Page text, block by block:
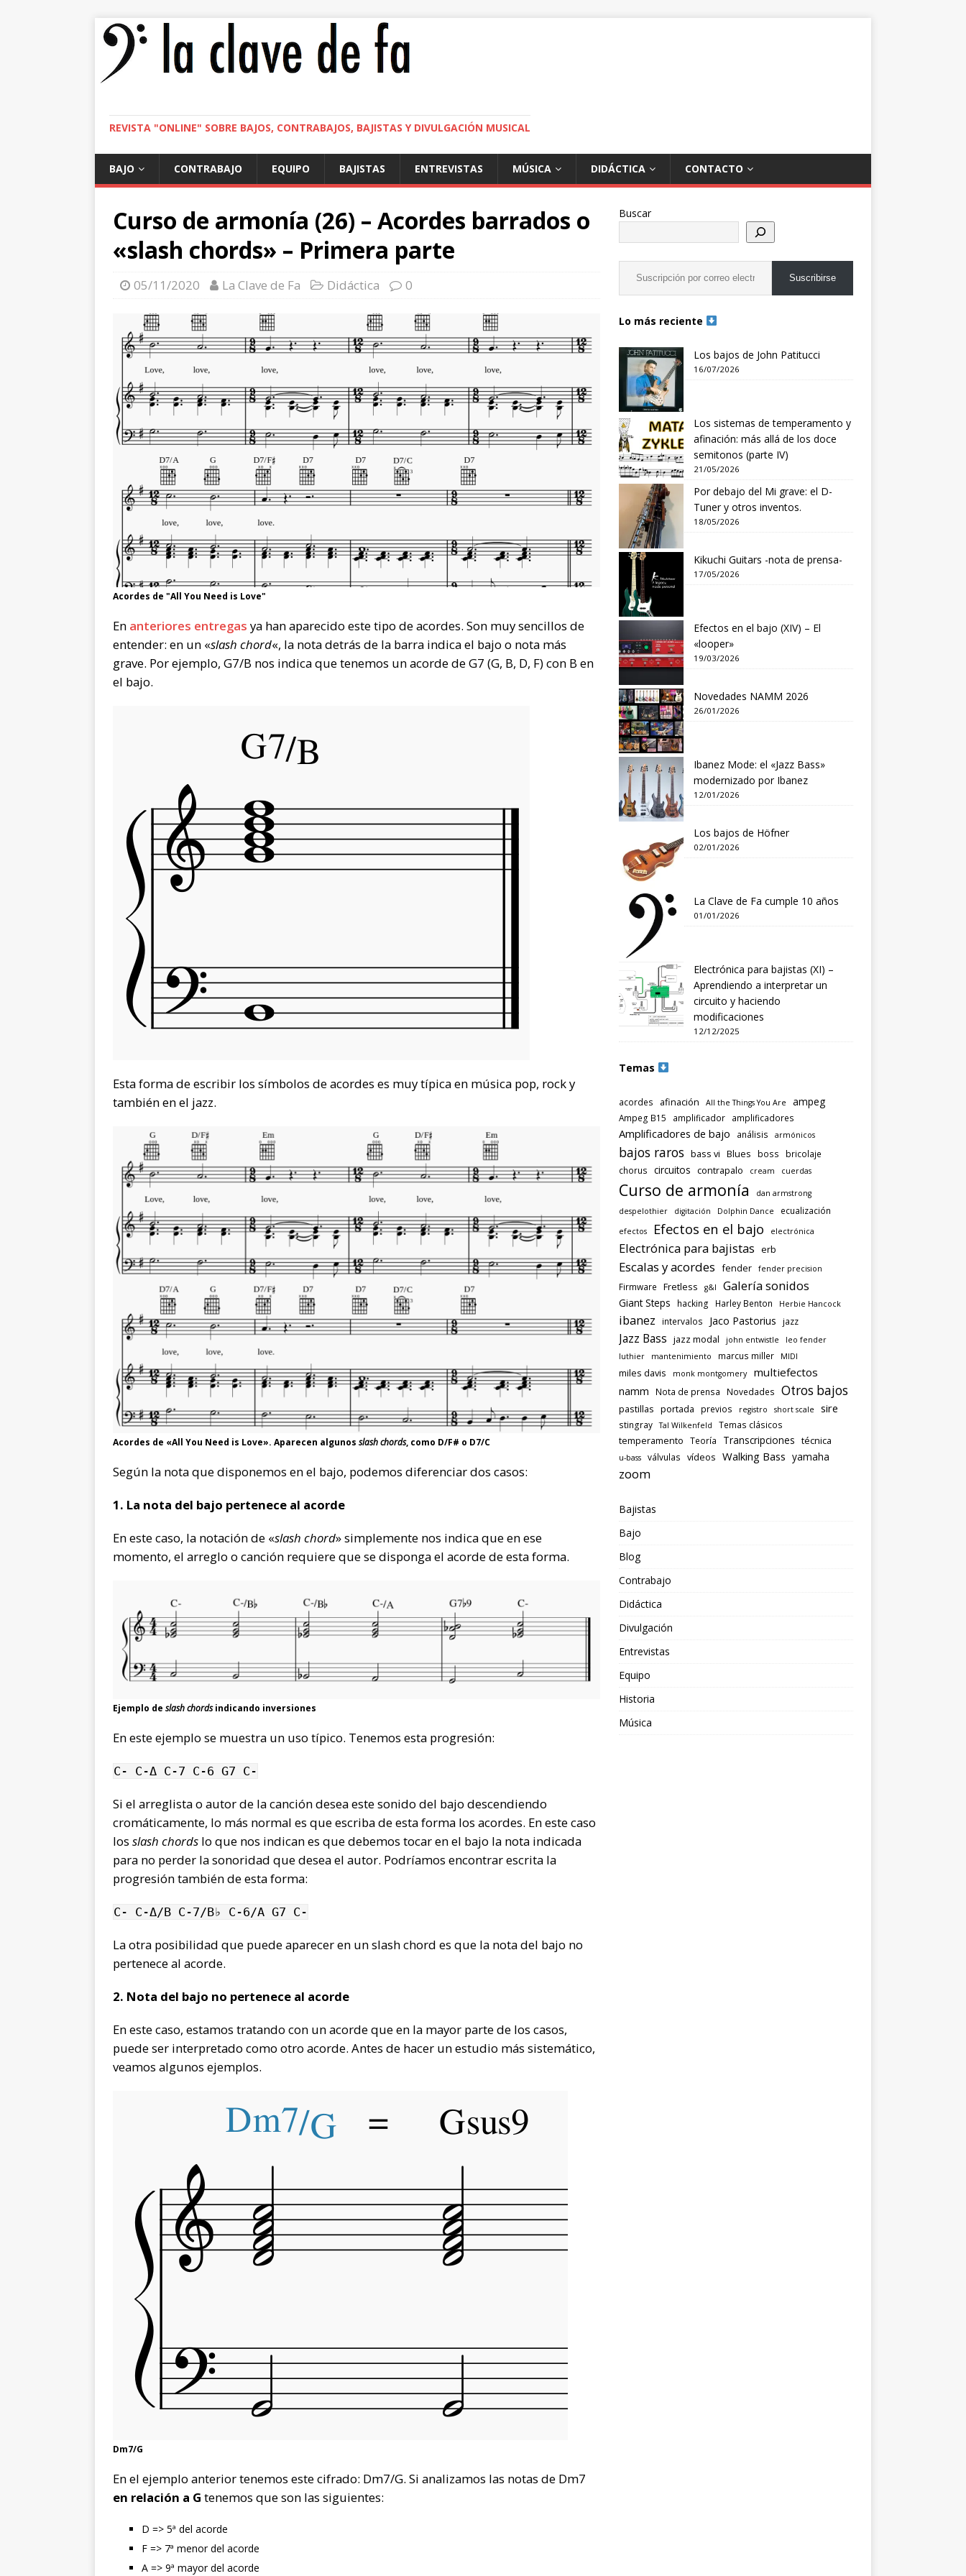
REVISTA "ONLINE" SOBRE BAJOS, CONTRABAJOS, BAJISTAS Y DIVULGACIÓN MUSICAL
BAJO CONTRABAJO EQUIPO BAJISTAS ENTREVISTAS MÚSICA DIDÁCTICA CONTACTO
Curso de armonía (26) – Acordes barrados o
«slash chords» – Primera parte
05/11/2020 La Clave de Fa Didáctica 0
Acordes de "All You Need is Love"
En anteriores entregas ya han aparecido este tipo de acordes. Son muy sencillos de
entender: en un «slash chord«, la nota detrás de la barra indica el bajo o nota más
grave. Por ejemplo, G7/B nos indica que tenemos un acorde de G7 (G, B, D, F) con B en
el bajo.
Esta forma de escribir los símbolos de acordes es muy típica en música pop, rock y
también en el jazz.
Acordes de «All You Need is Love». Aparecen algunos slash chords, como D/F# o D7/C
Según la nota que disponemos en el bajo, podemos diferenciar dos casos:
1. La nota del bajo pertenece al acorde
En este caso, la notación de «slash chord» simplemente nos indica que en ese
momento, el arreglo o canción requiere que se disponga el acorde de esta forma.
Ejemplo de slash chordsindicando inversiones
En este ejemplo se muestra un uso típico. Tenemos esta progresión:
C- C-Δ C-7 C-6 G7 C-
Si el arreglista o autor de la canción desea este sonido del bajo descendiendo
cromáticamente, lo más normal es que escriba de esta forma los acordes. En este caso
los slash chords lo que nos indican es que debemos tocar en el bajo la nota indicada
para no perder la sonoridad que desea el autor. Podríamos encontrar escrita la
progresión también de esta forma:
C- C-Δ/B C-7/B♭ C-6/A G7 C-
La otra posibilidad que puede aparecer en un slash chord es que la nota del bajo no
pertenece al acorde.
2. Nota del bajo no pertenece al acorde
En este caso, estamos tratando con un acorde que en la mayor parte de los casos,
puede ser interpretado como otro acorde. Antes de hacer un estudio más sistemático,
veamos algunos ejemplos.
Dm7/G
En el ejemplo anterior tenemos este cifrado: Dm7/G. Si analizamos las notas de Dm7
en relación a G tenemos que son las siguientes:
D => 5ª del acorde
F => 7ª menor del acorde
A => 9ª mayor del acorde
Buscar
Suscribirse
Lo más reciente
Los bajos de John Patitucci
16/07/2026
Los sistemas de temperamento y
afinación: más allá de los doce
semitonos (parte IV)
21/05/2026
Por debajo del Mi grave: el D-
Tuner y otros inventos.
18/05/2026
Kikuchi Guitars -nota de prensa-
17/05/2026
Efectos en el bajo (XIV) – El
«looper»
19/03/2026
Novedades NAMM 2026
26/01/2026
Ibanez Mode: el «Jazz Bass»
modernizado por Ibanez
12/01/2026
Los bajos de Höfner
02/01/2026
La Clave de Fa cumple 10 años
01/01/2026
Electrónica para bajistas (XI) –
Aprendiendo a interpretar un
circuito y haciendo
modificaciones
12/12/2025
Temas
acordes afinación All the Things You Are ampeg
Ampeg B15 amplificador amplificadores
Amplificadores de bajo análisis armónicos
bajos raros bass vi Blues boss
bricolaje
chorus
circuitos contrapalo cream cuerdas
Curso de armonía
dan armstrong
despelothier
digitación Dolphin Dance ecualización
efectos Efectos en el bajo electrónica
Electrónica para bajistas erb
Escalas y acordes fender fender precision
Firmware Fretless g&l Galería sonidos
Giant Steps hacking Harley Benton Herbie Hancock
ibanez intervalos Jaco Pastorius jazz
Jazz Bass jazz modal john entwistle
leo fender
luthier
mantenimiento marcus miller MIDI
miles davis monk montgomery multiefectos
namm Nota de prensa Novedades Otros bajos
pastillas portada previos registro short scale sire
stingray Tal Wilkenfeld Temas clásicos
temperamento Teoría Transcripciones técnica
u-bass válvulas vídeos Walking Bass yamaha
zoom
Bajistas
Bajo
Blog
Contrabajo
Didáctica
Divulgación
Entrevistas
Equipo
Historia
Música